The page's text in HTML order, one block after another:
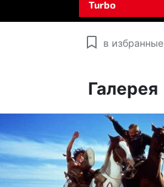
в избранные
Галерея